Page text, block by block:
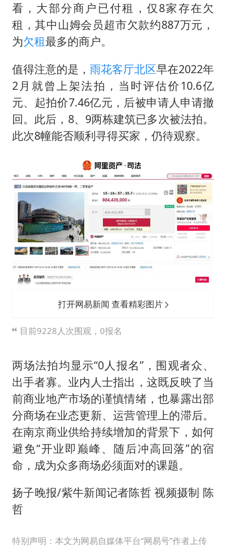
看，大部分商户已付租，仅8家存在欠
租，其中山姆会员超市欠款约887万元，
为欠租最多的商户。
值得注意的是， 雨花客厅北区早在2022年
2月就曾上架法拍，当时评估价10.6亿
元、起拍价7.46亿元，后被申请人申请撤
回。此后，8、9两栋建筑已多次被法拍。
此次8幢能否顺利寻得买家，仍待观察。
打开网易新闻 查看精彩图片
目前9228人次围观，0报名
两场法拍均显示“0人报名”，围观者众、
出手者寡。业内人士指出，这既反映了当
前商业地产市场的谨慎情绪，也暴露出部
分商场在业态更新、运营管理上的滞后。
在南京商业供给持续增加的背景下，如何
避免“开业即巅峰、随后冲高回落”的宿
命，成为众多商场必须面对的课题。
扬子晚报/紫牛新闻记者陈哲 视频摄制 陈
哲
特别声明：本文为网易自媒体平台“网易号”作者上传